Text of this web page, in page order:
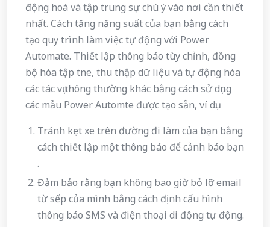
động hoá và tập trung sự chú ý vào nơi cần thiết
nhất. Cách tăng năng suất của bạn bằng cách
tạo quy trình làm việc tự động với Power
Automate. Thiết lập thông báo tùy chỉnh, đồng
bộ hóa tập tne, thu thập dữ liệu và tự động hóa
các tác vụ thông thường khác bằng cách sử dụng
các mẫu Power Automte được tạo sẵn, ví dụ:
Tránh kẹt xe trên đường đi làm của bạn bằng
cách thiết lập một thông báo để cảnh báo bạn
.
Đảm bảo rằng bạn không bao giờ bỏ lỡ email
từ sếp của mình bằng cách định cấu hình
thông báo SMS và điện thoại di động tự động.